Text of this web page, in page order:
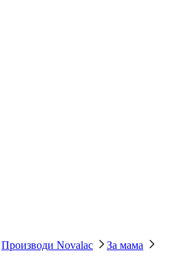
Производи Novalac
За мама